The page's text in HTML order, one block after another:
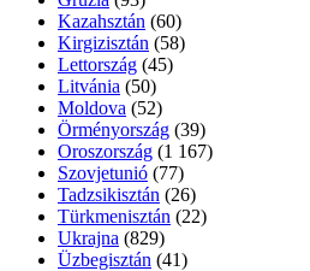
Kazahsztán (60)
Kirgizisztán (58)
Lettország (45)
Litvánia (50)
Moldova (52)
Örményország (39)
Oroszország (1 167)
Szovjetunió (77)
Tadzsikisztán (26)
Türkmenisztán (22)
Ukrajna (829)
Üzbegisztán (41)